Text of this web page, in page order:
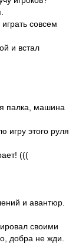
совсем
и встал
палка, машина
игру этого руля
(((
и авантюр.
своими
добра не жди.